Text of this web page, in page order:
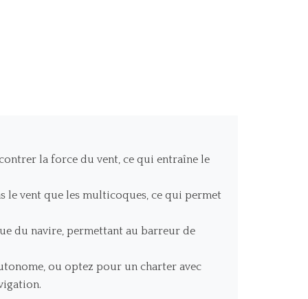
la force du vent, ce qui entraîne le
le vent que les multicoques, ce qui permet
du navire, permettant au barreur de
ou optez pour un charter avec